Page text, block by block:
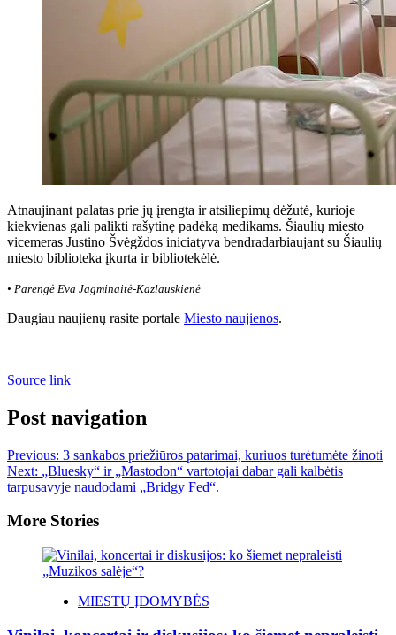
Atnaujinant palatas prie jų įrengta ir atsiliepimų dėžutė, kurioje
kiekvienas gali palikti rašytinę padėką medikams. Šiaulių miesto
vicemeras Justino Švėgždos iniciatyva bendradarbiaujant su Šiaulių
miesto biblioteka įkurta ir bibliotekėlė.
• Parengė Eva Jagminaitė-Kazlauskienė
Daugiau naujienų rasite portale Miesto naujienos.
Source link
Post navigation
Previous: 3 sankabos priežiūros patarimai, kuriuos turėtumėte žinoti
Next: „Bluesky“ ir „Mastodon“ vartotojai dabar gali kalbėtis
tarpusavyje naudodami „Bridgy Fed“.
More Stories
MIESTŲ ĮDOMYBĖS